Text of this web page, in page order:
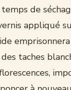
de
appliqué
emprisonnera
taches